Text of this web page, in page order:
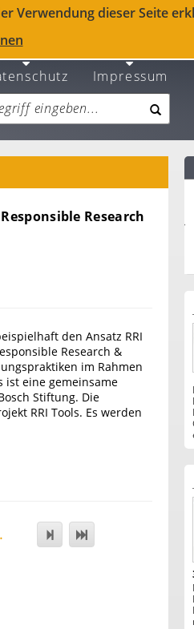
Verwendung dieser Seite
Impressum
Research
den Ansatz RRI
Research &
im Rahmen
ist eine gemeinsame
Stiftung. Die
RRI Tools. Es werden